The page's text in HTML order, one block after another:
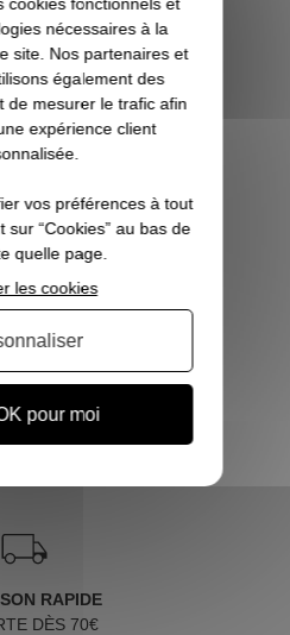
Qui n’a pas
le jour de s...
L'ARTICLE
Potter
RAPIDE
DÈS 70€
nécessaires à la
site. Nos partenaires et
également des
de mesurer le trafic afin
expérience client
vos préférences à tout
sur “Cookies” au bas de
quelle page.
pour moi
les cookies